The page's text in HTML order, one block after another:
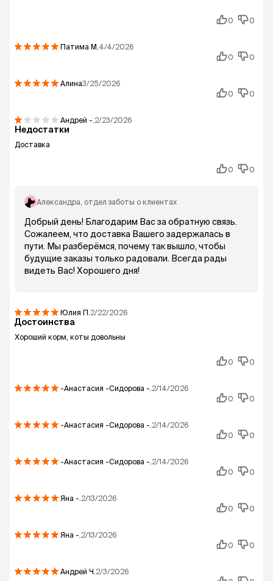
0 0
Патима М. 4/4/2026
0
0
Алина3/25/2026
0
0
Андрей -. 2/23/2026
Недостатки
Доставка
0 0
Александра , отдел заботы о клиентах
Добрый день! Благодарим Вас за обратную связь.
Сожалеем, что доставка Вашего задержалась в
пути. Мы разберёмся, почему так вышло, чтобы
будущие заказы только радовали. Всегда рады
видеть Вас! Хорошего дня!
Юлия П. 2/22/2026
Достоинства
Хороший корм, коты довольны
0 0
-Анастасия -Сидорова -. 2/14/2026
0
0
-Анастасия -Сидорова -. 2/14/2026
0
0
-Анастасия -Сидорова -. 2/14/2026
0
0
Яна -. 2/13/2026
0
0
Яна -. 2/13/2026
0
0
Андрей Ч. 2/3/2026